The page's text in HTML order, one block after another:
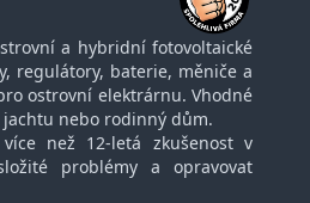
a hybridní fotovoltaické
regulátory, baterie, měniče a
ostrovní elektrárnu. Vhodné
jachtu nebo rodinný dům.
než 12-letá zkušenost v
problémy a opravovat